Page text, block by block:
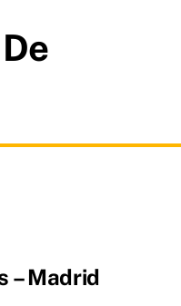
– Madrid